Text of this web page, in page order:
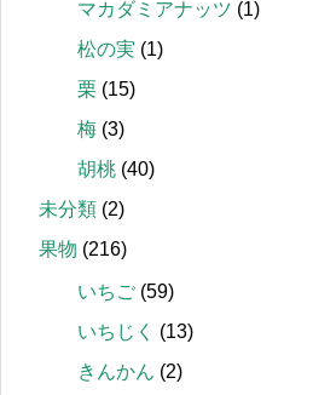
マカダミアナッツ (1)
松の実 (1)
栗 (15)
梅 (3)
胡桃 (40)
未分類 (2)
果物 (216)
いちご (59)
いちじく
(13)
きんかん (2)